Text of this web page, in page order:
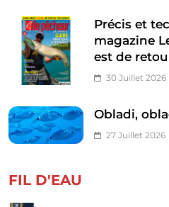
Précis et
magazine
est de
30 Juillet 2026
Obladi,
27 Juillet 2026
FIL D'EAU